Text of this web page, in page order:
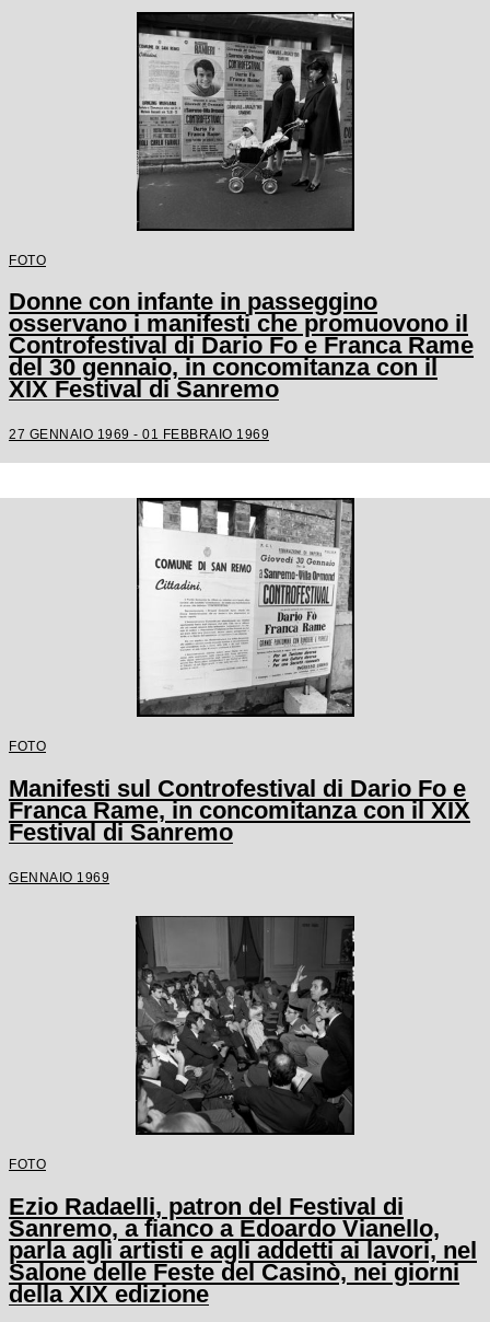
FOTO
Donne con infante in passeggino
osservano i manifesti che promuovono il
Controfestival di Dario Fo e Franca Rame
del 30 gennaio, in concomitanza con il
XIX Festival di Sanremo
27 GENNAIO 1969 - 01 FEBBRAIO 1969
FOTO
Manifesti sul Controfestival di Dario Fo e
Franca Rame, in concomitanza con il XIX
Festival di Sanremo
GENNAIO 1969
FOTO
Ezio Radaelli, patron del Festival di
Sanremo, a fianco a Edoardo Vianello,
parla agli artisti e agli addetti ai lavori, nel
Salone delle Feste del Casinò, nei giorni
della XIX edizione